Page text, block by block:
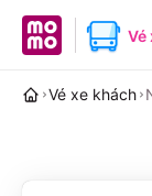
MoMo homeVé
Vé xe khách